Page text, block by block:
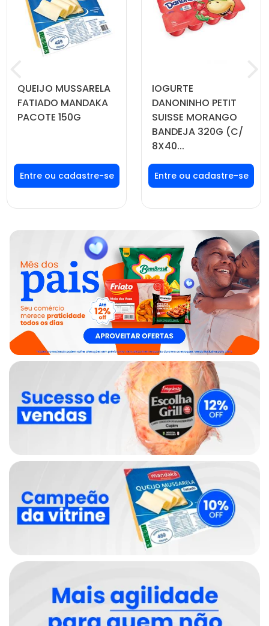
QUEIJO MUSSARELA
FATIADO MANDAKA
PACOTE 150G
Faça seu login ou
cadastre-se para
ver preços e
IOGURTE
DANONINHO PETIT
SUISSE MORANGO
BANDEJA 320G (C/
8X40...
Faça seu login ou
cadastre-se para
ver preços e